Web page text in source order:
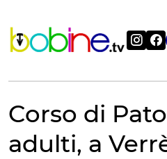
contenuto
Corso di
adulti, a